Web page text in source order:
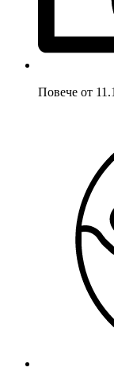
Повече от